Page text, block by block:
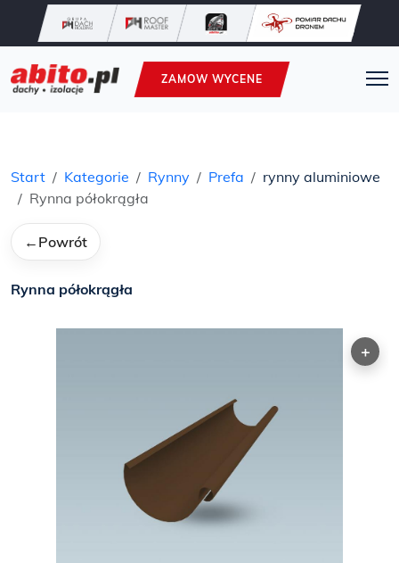
ZAMOW WYCENE
Start Kategorie Rynny Prefa
rynny aluminiowe
Rynna półokrągła
← Powrót
Rynna półokrągła
+